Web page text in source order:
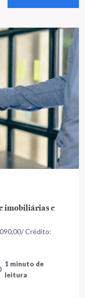
imobiliárias e
Crédito:
1 minuto de
leitura